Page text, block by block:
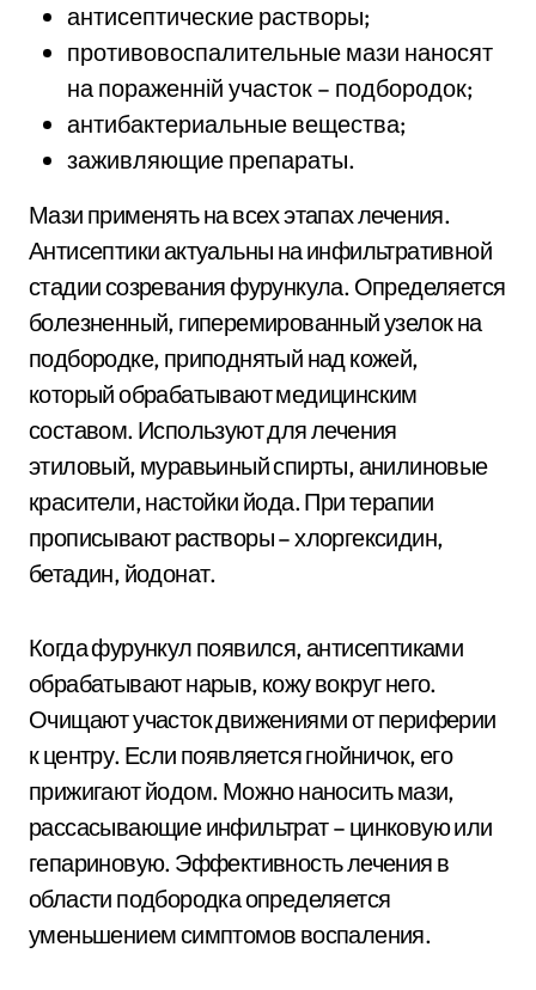
антисептические растворы;
противовоспалительные мази наносят
на пораженній участок – подбородок;
антибактериальные вещества;
заживляющие препараты.
Мази применять на всех этапах лечения.
Антисептики актуальны на инфильтративной
стадии созревания фурункула. Определяется
болезненный, гиперемированный узелок на
подбородке, приподнятый над кожей,
который обрабатывают медицинским
составом. Используют для лечения
этиловый, муравьиный спирты, анилиновые
красители, настойки йода. При терапии
прописывают растворы – хлоргексидин,
бетадин, йодонат.
Когда фурункул появился, антисептиками
обрабатывают нарыв, кожу вокруг него.
Очищают участок движениями от периферии
к центру. Если появляется гнойничок, его
прижигают йодом. Можно наносить мази,
рассасывающие инфильтрат – цинковую или
гепариновую. Эффективность лечения в
области подбородка определяется
уменьшением симптомов воспаления.